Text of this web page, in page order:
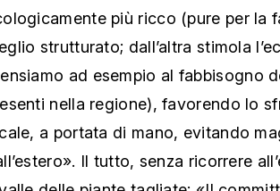
più ricco (pure per la
strutturato; dall’altra stimola
ad esempio al fabbisogno
nella regione), favorendo lo
a portata di mano, evitando
Il tutto, senza ricorrere